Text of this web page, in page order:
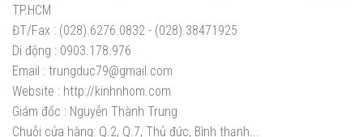
TP.HCM
ĐT/Fax : (028).6276.0832 - (028).38471925
Di động : 0903.178.976
Email : trungduc79@gmail.com
Website : http://kinhnhom.com
Giám đốc : Nguyễn Thành Trung
Chuỗi cửa hàng: Q.2, Q.7, Thủ đức, Bình thạnh...